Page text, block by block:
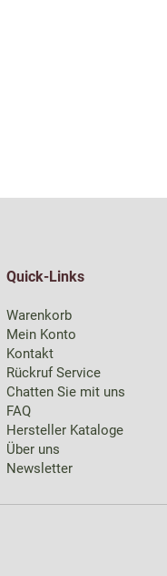
Quick-Links
Warenkorb
Mein Konto
Kontakt
Rückruf Service
Chatten Sie mit uns
FAQ
Hersteller Kataloge
Über uns
Newsletter